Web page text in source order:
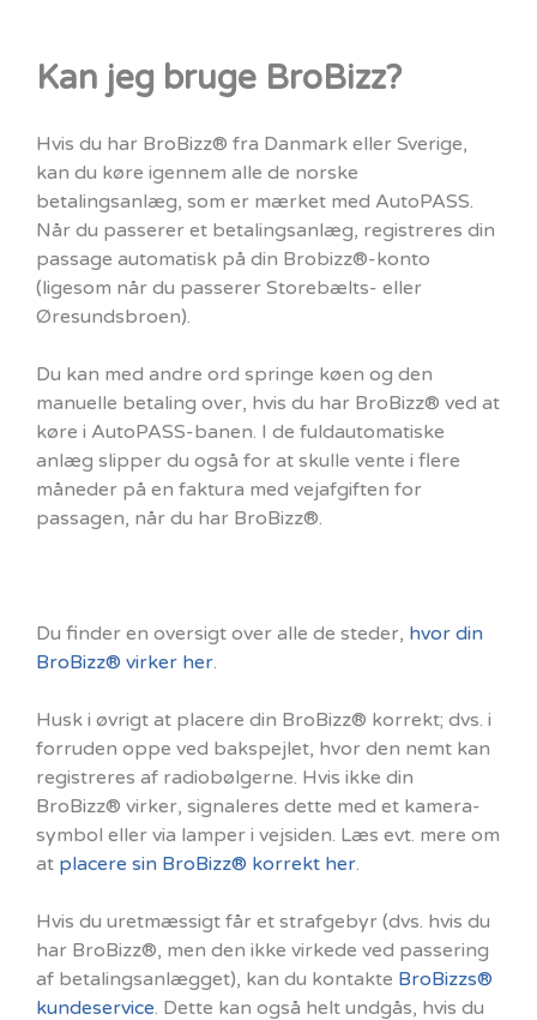
Kan jeg bruge BroBizz?
Hvis du har BroBizz® fra Danmark eller Sverige,
kan du køre igennem alle de norske
betalingsanlæg, som er mærket med AutoPASS.
Når du passerer et betalingsanlæg, registreres din
passage automatisk på din Brobizz®-konto
(ligesom når du passerer Storebælts- eller
Øresundsbroen).
Du kan med andre ord springe køen og den
manuelle betaling over, hvis du har BroBizz® ved at
køre i AutoPASS-banen. I de fuldautomatiske
anlæg slipper du også for at skulle vente i flere
måneder på en faktura med vejafgiften for
passagen, når du har BroBizz®.
Du finder en oversigt over alle de steder, hvor din
BroBizz® virker her.
Husk i øvrigt at placere din BroBizz® korrekt; dvs. i
forruden oppe ved bakspejlet, hvor den nemt kan
registreres af radiobølgerne. Hvis ikke din
BroBizz® virker, signaleres dette med et kamera-
symbol eller via lamper i vejsiden. Læs evt. mere om
at placere sin BroBizz® korrekt her.
Hvis du uretmæssigt får et strafgebyr (dvs. hvis du
har BroBizz®, men den ikke virkede ved passering
af betalingsanlægget), kan du kontakte BroBizzs®
kundeservice. Dette kan også helt undgås, hvis du